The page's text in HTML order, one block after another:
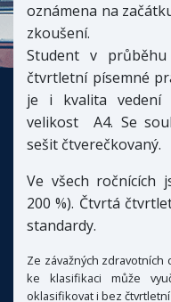
oznámena na
zkoušení.
Student v
čtvrtletní písemné
je i kvalita vedení
velikost A4. Se
sešit čtverečkovaný.
Ve všech ročnících
200 %). Čtvrtá
standardy.
Ze závažných
ke klasifikaci může
oklasifikovat i bez